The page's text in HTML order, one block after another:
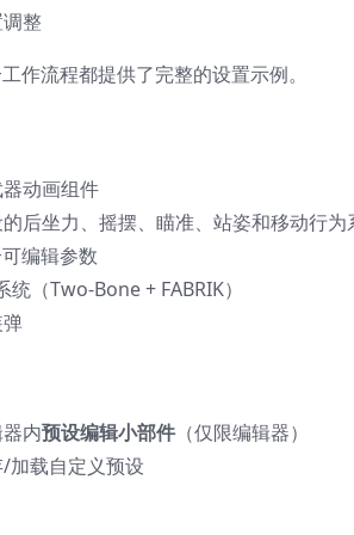
整
作流程都提供了完整的设置示例。
动画组件
后坐力、摇摆、瞄准、站姿和移动行为
编辑参数
统（Two-Bone + FABRIK）
内预设编辑小部件 （仅限编辑器）
加载自定义预设